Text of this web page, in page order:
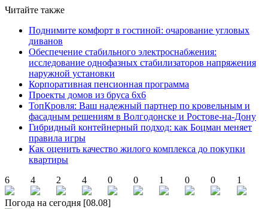
Читайте также
Поднимите комфорт в гостиной: очарование угловых
диванов
Обеспечение стабильного электроснабжения:
исследование однофазных стабилизаторов напряжения
наружной установки
Корпоративная пенсионная программа
Проекты домов из бруса 6х6
ТопКровля: Ваш надежный партнер по кровельным и
фасадным решениям в Волгодонске и Ростове-на-Дону
Гибридный контейнерный подход: как Боцман меняет
правила игры
Как оценить качество жилого комплекса до покупки
квартиры
6
4 2 4 0 0 1 0 0 1
Погода на сегодня [08.08]